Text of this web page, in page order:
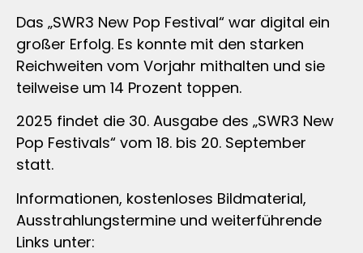
Das „SWR3 New Pop Festival“ war digital ein
großer Erfolg. Es konnte mit den starken
Reichweiten vom Vorjahr mithalten und sie
teilweise um 14 Prozent toppen.
2025 findet die 30. Ausgabe des „SWR3 New
Pop Festivals“ vom 18. bis 20. September
statt.
Informationen, kostenloses Bildmaterial,
Ausstrahlungstermine und weiterführende
Links unter: